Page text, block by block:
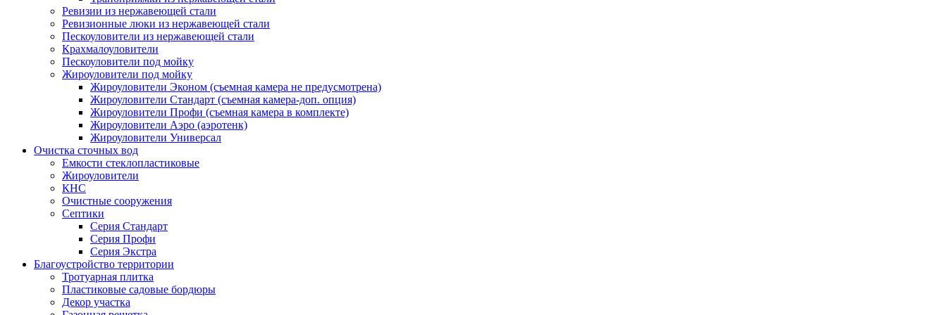
Ревизии из нержавеющей стали
Ревизионные люки из нержавеющей стали
Пескоуловители из нержавеющей стали
Крахмалоуловители
Пескоуловители под мойку
Жироуловители под мойку
Жироуловители Эконом (съемная камера не предусмотрена)
Жироуловители Стандарт (съемная камера-доп. опция)
Жироуловители Профи (съемная камера в комплекте)
Жироуловители Аэро (аэротенк)
Жироуловители Универсал
Очистка сточных вод
Емкости стеклопластиковые
Жироуловители
КНС
Очистные сооружения
Септики
Серия Стандарт
Серия Профи
Серия Экстра
Благоустройство территории
Тротуарная плитка
Пластиковые садовые бордюры
Декор участка